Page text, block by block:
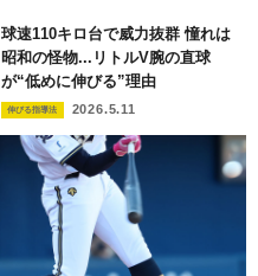
球速110キロ台で威力抜群 憧れは
昭和の怪物...リトルV腕の直球
が“低めに伸びる”理由
伸びる指導法 2026.5.11